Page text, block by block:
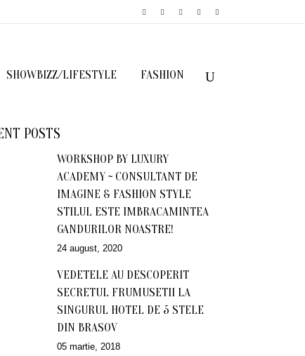
SHOWBIZZ/LIFESTYLE FASHION
POSTS
WORKSHOP BY LUXURY
ACADEMY ~ CONSULTANT DE
IMAGINE & FASHION STYLE
STILUL ESTE IMBRACAMINTEA
GANDURILOR NOASTRE!
24 august, 2020
VEDETELE AU DESCOPERIT
SECRETUL FRUMUSETII LA
SINGURUL HOTEL DE 5 STELE
DIN BRASOV
05 martie, 2018